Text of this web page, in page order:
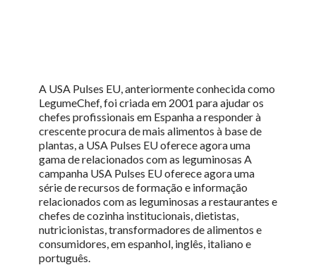
A USA Pulses EU, anteriormente conhecida como
LegumeChef, foi criada em 2001 para ajudar os
chefes profissionais em Espanha a responder à
crescente procura de mais alimentos à base de
plantas, a USA Pulses EUoferece agora uma
gama derelacionados com as leguminosas A
campanha USA Pulses EU oferece agora uma
série de recursos de formação e informação
relacionados com as leguminosas a restaurantes e
chefes de cozinha institucionais, dietistas,
nutricionistas, transformadores de alimentos e
consumidores, em espanhol, inglês, italiano e
português.